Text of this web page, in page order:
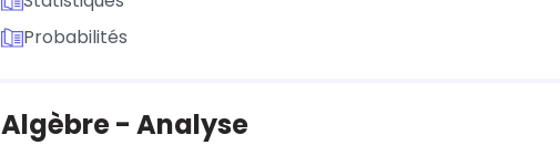
Probabilités
Algèbre - Analyse